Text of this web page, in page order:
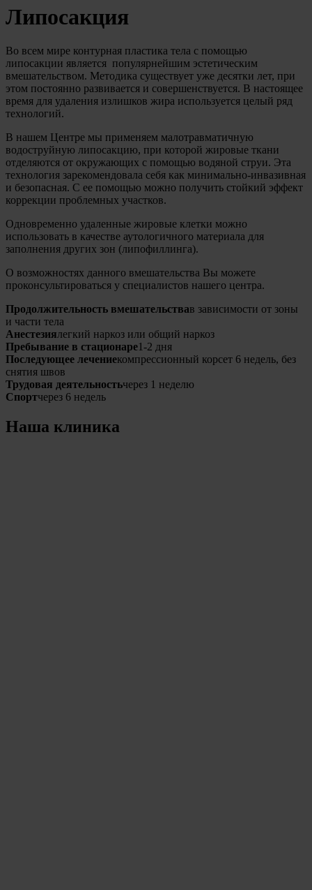
Липосакция
Во всем мире контурная пластика тела с помощью
липосакции является популярнейшим эстетическим
вмешательством. Методика существует уже десятки лет, при
этом постоянно развивается и совершенствуется. В настоящее
время для удаления излишков жира используется целый ряд
технологий.
В нашем Центре мы применяем малотравматичную
водоструйную липосакцию, при которой жировые ткани
отделяются от окружающих с помощью водяной струи. Эта
технология зарекомендовала себя как минимально-инвазивная
и безопасная. С ее помощью можно получить стойкий эффект
коррекции проблемных участков.
Одновременно удаленные жировые клетки можно
использовать в качестве аутологичного материала для
заполнения других зон (липофиллинга).
О возможностях данного вмешательства Вы можете
проконсультироваться у специалистов нашего центра.
Продолжительность вмешательствав зависимости от зоны
и части тела
Анестезиялегкий наркоз или общий наркоз
Пребывание в стационаре1-2 дня
Последующее лечениекомпрессионный корсет 6 недель, без
снятия швов
Трудовая деятельностьчерез 1 неделю
Спортчерез 6 недель
Наша клиника